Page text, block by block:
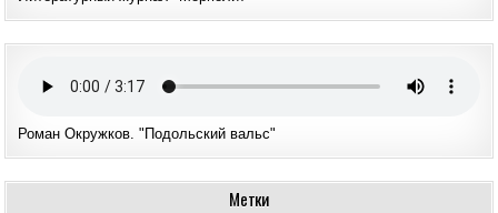
Роман Окружков. "Подольский вальс"
Метки